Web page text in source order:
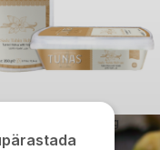
vaniljega 350g